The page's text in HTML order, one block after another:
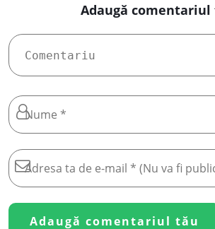
Adaugă comentariul